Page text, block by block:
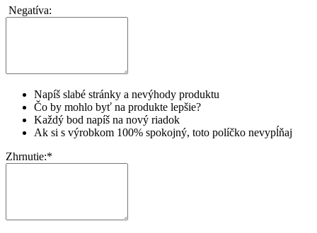
Negatíva:
Napíš slabé stránky a nevýhody produktu
Čo by mohlo byť na produkte lepšie?
Každý bod napíš na nový riadok
Ak si s výrobkom 100% spokojný, toto políčko nevypĺňaj
Zhrnutie:*